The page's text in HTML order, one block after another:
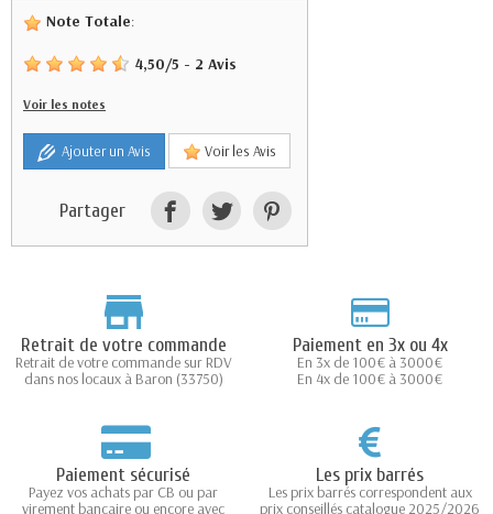
Note Totale:
4,50/5 - 2 Avis
Voir les notes
Ajouter un Avis Voir les Avis
Partager
Retrait de votre commande
Retrait de votre commande sur RDV
dans nos locaux à Baron (33750)
Paiement en 3x ou 4x
En 3x de 100€ à 3000€
En 4x de 100€ à 3000€
Paiement sécurisé
Payez vos achats par CB ou par
virement bancaire ou encore avec
Les prix barrés
Les prix barrés correspondent aux
prix conseillés catalogue 2025/2026